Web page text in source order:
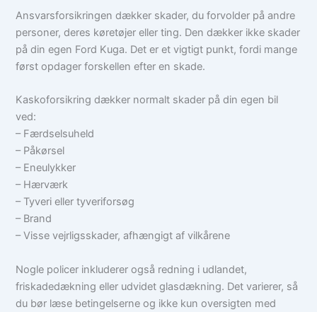
Ansvarsforsikringen dækker skader, du forvolder på andre
personer, deres køretøjer eller ting. Den dækker ikke skader
på din egen Ford Kuga. Det er et vigtigt punkt, fordi mange
først opdager forskellen efter en skade.
Kaskoforsikring dækker normalt skader på din egen bil
ved:
– Færdselsuheld
– Påkørsel
– Eneulykker
– Hærværk
– Tyveri eller tyveriforsøg
– Brand
– Visse vejrligsskader, afhængigt af vilkårene
Nogle policer inkluderer også redning i udlandet,
friskadedækning eller udvidet glasdækning. Det varierer, så
du bør læse betingelserne og ikke kun oversigten med